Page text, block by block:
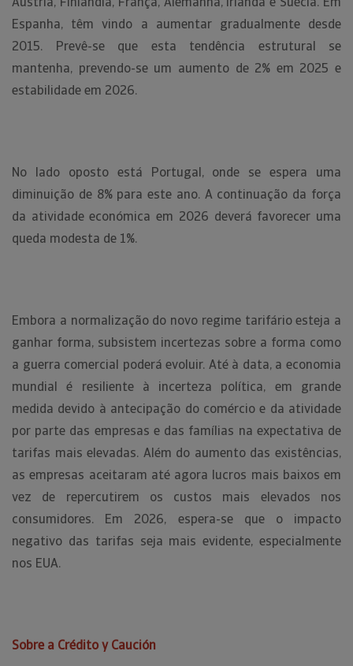
Espanha, têm vindo a aumentar gradualmente desde
2015. Prevê-se que esta tendência estrutural se
mantenha, prevendo-se um aumento de 2% em 2025 e
estabilidade em 2026.
No lado oposto está Portugal, onde se espera uma
diminuição de 8% para este ano. A continuação da força
da atividade económica em 2026 deverá favorecer uma
queda modesta de 1%.
Embora a normalização do novo regime tarifário esteja a
ganhar forma, subsistem incertezas sobre a forma como
a guerra comercial poderá evoluir. Até à data, a economia
mundial é resiliente à incerteza política, em grande
medida devido à antecipação do comércio e da atividade
por parte das empresas e das famílias na expectativa de
tarifas mais elevadas. Além do aumento das existências,
as empresas aceitaram até agora lucros mais baixos em
vez de repercutirem os custos mais elevados nos
consumidores. Em 2026, espera-se que o impacto
negativo das tarifas seja mais evidente, especialmente
nos EUA.
Sobre a Crédito y Caución